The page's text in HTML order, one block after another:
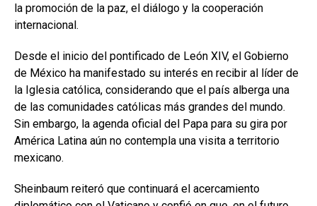
la promoción de la paz, el diálogo y la cooperación
internacional.
Desde el inicio del pontificado de León XIV, el Gobierno
de México ha manifestado su interés en recibir al líder de
la Iglesia católica, considerando que el país alberga una
de las comunidades católicas más grandes del mundo.
Sin embargo, la agenda oficial del Papa para su gira por
América Latina aún no contempla una visita a territorio
mexicano.
Sheinbaum reiteró que continuará el acercamiento